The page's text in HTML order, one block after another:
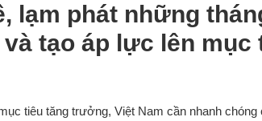
lạm phát những
và tạo áp lực lên